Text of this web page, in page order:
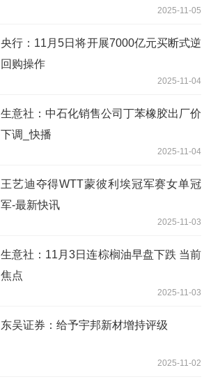
2025-11-05
央行：11月5日将开展7000亿元买断式逆
回购操作
2025-11-04
生意社：中石化销售公司丁苯橡胶出厂价
下调_快播
2025-11-04
王艺迪夺得WTT蒙彼利埃冠军赛女单冠
军-最新快讯
2025-11-03
生意社：11月3日连棕榈油早盘下跌 当前
焦点
2025-11-03
东吴证券：给予宇邦新材增持评级
2025-11-02